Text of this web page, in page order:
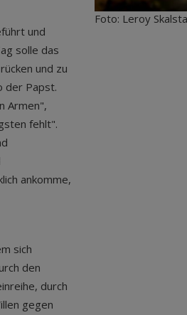
und
solle das
und zu
der Papst.
Armen",
fehlt".
ankomme,
sich
den
durch
gegen
Foto: Leroy